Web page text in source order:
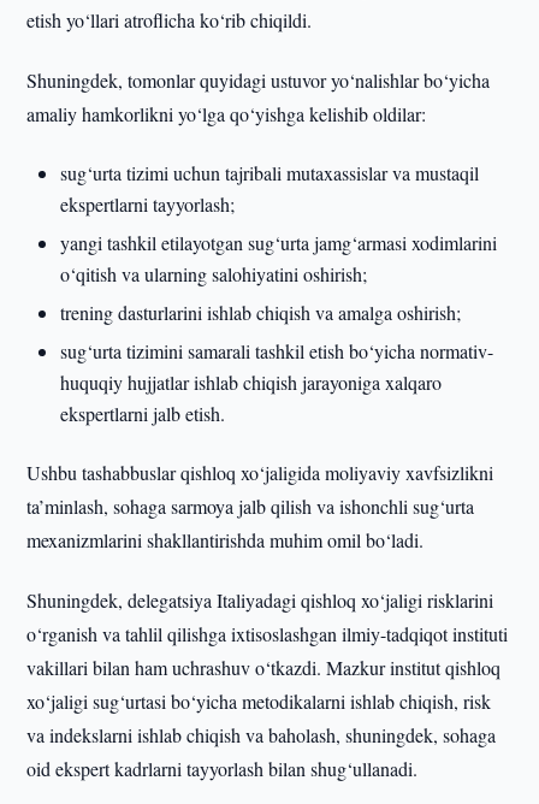
etish yo‘llari atroflicha ko‘rib chiqildi.
Shuningdek, tomonlar quyidagi ustuvor yo‘nalishlar bo‘yicha
amaliy hamkorlikni yo‘lga qo‘yishga kelishib oldilar:
sug‘urta tizimi uchun tajribali mutaxassislar va mustaqil
ekspertlarni tayyorlash;
yangi tashkil etilayotgan sug‘urta jamg‘armasi xodimlarini
o‘qitish va ularning salohiyatini oshirish;
trening dasturlarini ishlab chiqish va amalga oshirish;
sug‘urta tizimini samarali tashkil etish bo‘yicha normativ-
huquqiy hujjatlar ishlab chiqish jarayoniga xalqaro
ekspertlarni jalb etish.
Ushbu tashabbuslar qishloq xo‘jaligida moliyaviy xavfsizlikni
ta’minlash, sohaga sarmoya jalb qilish va ishonchli sug‘urta
mexanizmlarini shakllantirishda muhim omil bo‘ladi.
Shuningdek, delegatsiya Italiyadagi qishloq xo‘jaligi risklarini
o‘rganish va tahlil qilishga ixtisoslashgan ilmiy-tadqiqot instituti
vakillari bilan ham uchrashuv o‘tkazdi. Mazkur institut qishloq
xo‘jaligi sug‘urtasi bo‘yicha metodikalarni ishlab chiqish, risk
va indekslarni ishlab chiqish va baholash, shuningdek, sohaga
oid ekspert kadrlarni tayyorlash bilan shug‘ullanadi.